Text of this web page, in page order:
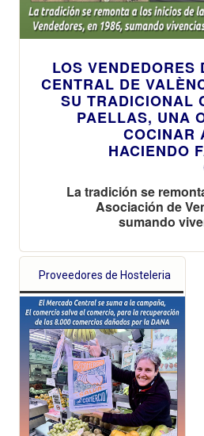
LOS VENDEDORES
CENTRAL DE
SU TRADICIONAL
PAELLAS, UNA
COCINAR
HACIENDO
La tradición se
Asociación de
sumando
Proveedores de Hosteleria